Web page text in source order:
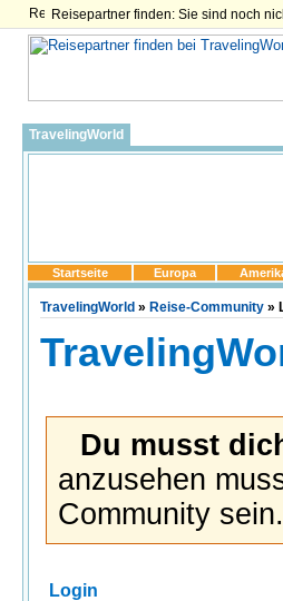
Reisepartner finden: Sie sind noch
TravelingWorld
Startseite Europa
TravelingWorld » Reise-Community »
Du musst
anzusehen
Community
Login